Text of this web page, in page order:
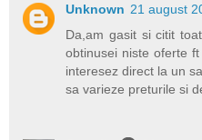
Unknown 21 august
Da,am gasit si citit
obtinusei niste oferte
interesez direct la un
sa varieze preturile si